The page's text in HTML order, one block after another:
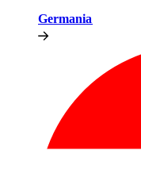
Germania​​